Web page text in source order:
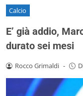
Calcio
E’ già addio,
durato sei mesi
Rocco Grimaldi -